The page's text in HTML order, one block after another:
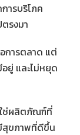
ารบริโภค
รงมา
การตลาด แต่
ยู่ และไม่หยุด
ช่ผลิตภัณฑ์ที่
ขภาพที่ดีขึ้น